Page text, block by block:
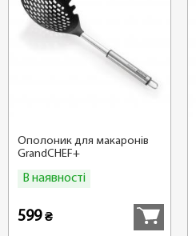
Ополоник для макаронів
GrandCHEF+
В наявності
599₴